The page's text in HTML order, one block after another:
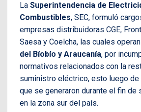
La Superintendencia de
Combustibles, SEC, formuló
empresas distribuidoras CGE,
Saesa y Coelcha, las cuales
del Bíobío y Araucanía, por
normativos relacionados con la
suministro eléctrico, esto luego
que se generaron durante el fin de
en la zona sur del país.